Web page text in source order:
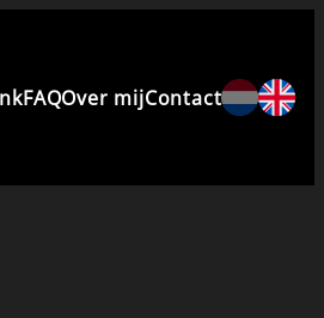
FAQOver mijContact